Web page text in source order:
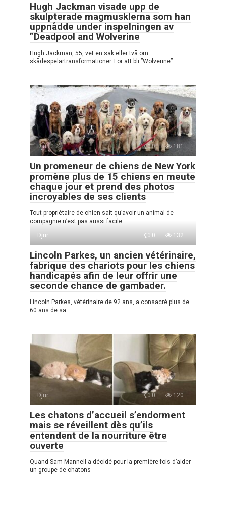
Hugh Jackman visade upp de
skulpterade magmusklerna som han
uppnådde under inspelningen av
”Deadpool and Wolverine
Hugh Jackman, 55, vet en sak eller två om
skådespelartransformationer. För att bli ”Wolverine”
Djur 0 181
Un promeneur de chiens de New York
promène plus de 15 chiens en meute
chaque jour et prend des photos
incroyables de ses clients
Tout propriétaire de chien sait qu’avoir un animal de
compagnie n’est pas aussi facile
Djur
0 132
Lincoln Parkes, un ancien vétérinaire,
fabrique des chariots pour les chiens
handicapés afin de leur offrir une
seconde chance de gambader.
Lincoln Parkes, vétérinaire de 92 ans, a consacré plus de
60 ans de sa
Djur 0 120
Les chatons d’accueil s’endorment
mais se réveillent dès qu’ils
entendent de la nourriture être
ouverte
Quand Sam Mannell a décidé pour la première fois d’aider
un groupe de chatons